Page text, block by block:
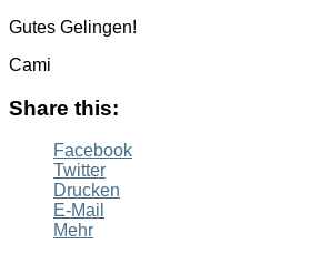
Gutes Gelingen!
Cami
Share this:
Facebook
Twitter
Drucken
E-Mail
Mehr